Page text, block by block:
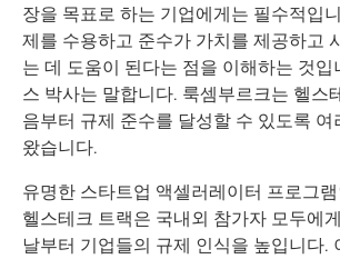
장을 목표로 하는 기업에게는 필수적입
제를 수용하고 준수가 가치를 제공하고
는 데 도움이 된다는 점을 이해하는 것입
스 박사는 말합니다. 룩셈부르크는 헬스
음부터 규제 준수를 달성할 수 있도록 여
왔습니다.
유명한 스타트업 액셀러레이터 프로그램
헬스테크 트랙은 국내외 참가자 모두에
날부터 기업들의 규제 인식을 높입니다.